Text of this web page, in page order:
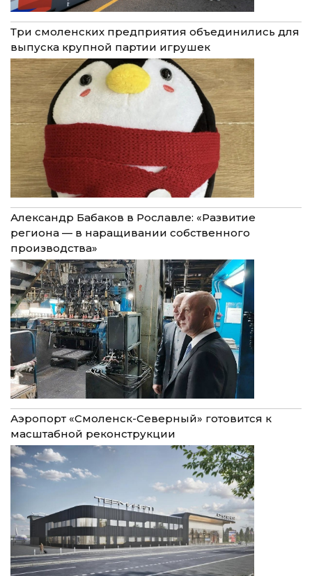
Три смоленских предприятия объединились для
выпуска крупной партии игрушек
Александр Бабаков в Рославле: «Развитие
региона — в наращивании собственного
производства»
Аэропорт «Смоленск-Северный» готовится к
масштабной реконструкции